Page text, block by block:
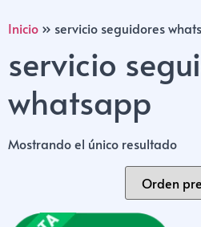
Inicio » servicio seguidores
servicio
whatsapp
Mostrando el único resultado